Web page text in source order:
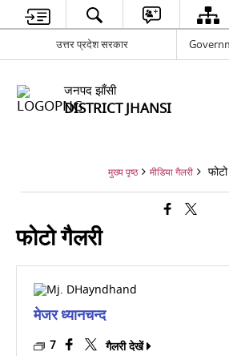
उत्तर प्रदेश सरकार
जनपद झाँसी
DISTRICT JHANSI
मुख्य पृष्ठ मीडिया गैलरी
फोटो गैलरी
मेजर ध्यानचन्द
7
गैलरी देखें